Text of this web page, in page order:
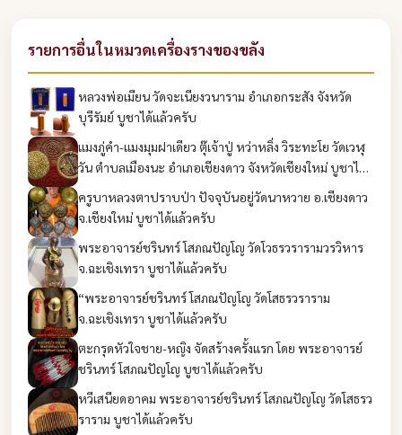
รายการอื่นในหมวดเครื่องรางของขลัง
หลวงพ่อเมียน วัดจะเนียงวนาราม อำเภอกระสัง จังหวัด
บุรีรัมย์ บูชาได้แล้วครับ
แมงภู่คำ-แมงมุมฝาเดียว ตุ๊เจ้าปู่ หว่าหลิ่ง วิระทะโย วัดเวฬุ
วัน ตำบลเมืองนะ อำเภอเชียงดาว จังหวัดเชียงใหม่ บูชาได้
ครูบาหลวงตาปราบป่า ปัจจุบันอยู่วัดนาหวาย อ.เชียงดาว
จ.เชียงใหม่ บูชาได้แล้วครับ
พระอาจารย์ชรินทร์ โสภณปัญโญ วัดโวธรวรารามวรวิหาร
จ.ฉะเชิงเทรา บูชาได้แล้วครับ
“พระอาจารย์ชรินทร์ โสภณปัญโญ วัดโสธรวราราม
จ.ฉะเชิงเทรา บูชาได้แล้วครับ
ตะกรุดหัวใจชาย-หญิง จัดสร้างครั้งแรก โดย พระอาจารย์
ชรินทร์ โสภณปัญโญ บูชาได้แล้วครับ
หวีเสนียดอาคม พระอาจารย์ชรินทร์ โสภณปัญโญ วัดโสธรว
ราราม บูชาได้แล้วครับ